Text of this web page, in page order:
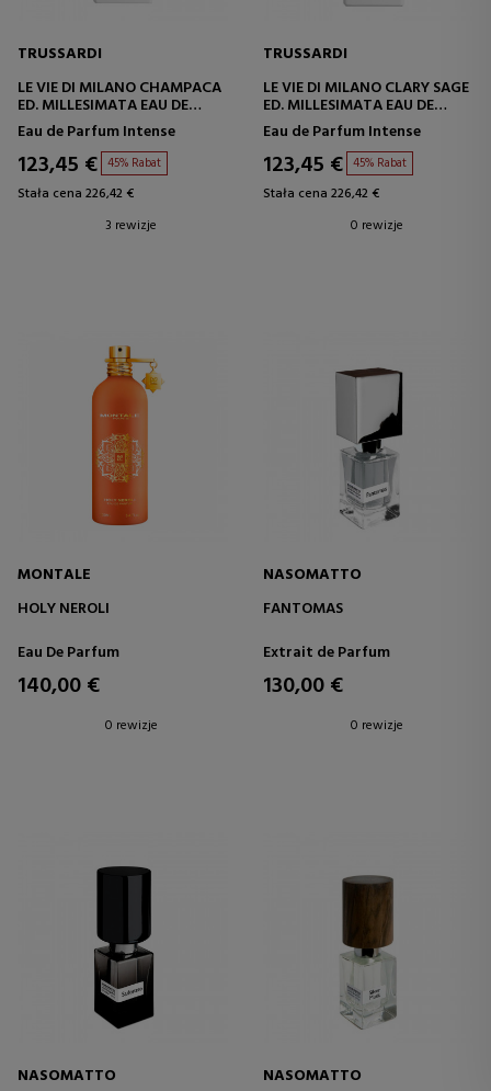
TRUSSARDI
LE VIE DI MILANO CHAMPACA
ED. MILLESIMATA EAU DE
PARFUM INTENSE
Eau de Parfum Intense
123,45 € 45% Rabat
Stała cena 226,42 €
3 rewizje
TRUSSARDI
LE VIE DI MILANO CLARY SAGE
ED. MILLESIMATA EAU DE
PARFUM INTENSE
Eau de Parfum Intense
123,45 € 45% Rabat
Stała cena 226,42 €
0 rewizje
MONTALE
HOLY NEROLI
Eau De Parfum
140,00 €
0 rewizje
NASOMATTO
FANTOMAS
Extrait de Parfum
130,00 €
0 rewizje
NASOMATTO NASOMATTO